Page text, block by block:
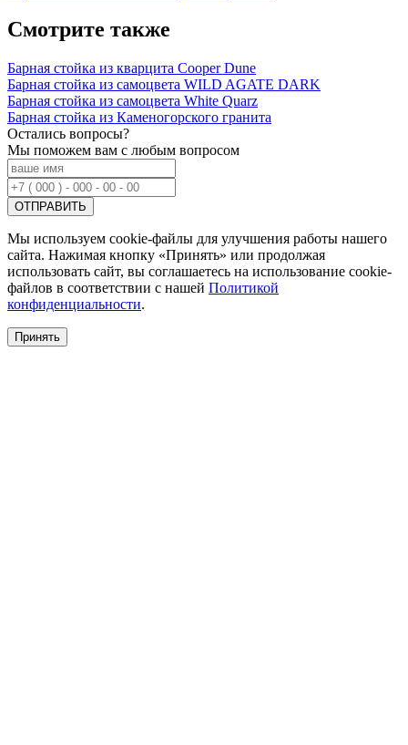
Смотрите также
Барная стойка из кварцита Cooper Dune
Барная стойка из самоцвета WILD AGATE DARK
Барная стойка из самоцвета White Quarz
Барная стойка из Каменогорского гранита
Остались вопросы?
Мы поможем вам с любым вопросом
Мы используем cookie-файлы для улучшения работы нашего
сайта. Нажимая кнопку «Принять» или продолжая
использовать сайт, вы соглашаетесь на использование cookie-
файлов в соответствии с нашей Политикой
конфиденциальности.
Принять